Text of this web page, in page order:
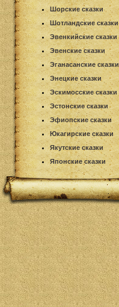
Шорские сказки
Шотландские сказки
Эвенкийские сказки
Эвенские сказки
Эганасанские сказки
Энецкие сказки
Эскимосские сказки
Эстонские сказки
Эфиопские сказки
Юкагирские сказки
Якутские сказки
Японские сказки